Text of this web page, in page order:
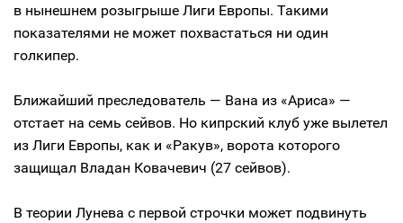
в нынешнем розыгрыше Лиги Европы. Такими
показателями не может похвастаться ни один
голкипер.
Ближайший преследователь — Вана из «Ариса» —
отстает на семь сейвов. Но кипрский клуб уже вылетел
из Лиги Европы, как и «Ракув», ворота которого
защищал Владан Ковачевич (27 сейвов).
В теории Лунева с первой строчки может подвинуть